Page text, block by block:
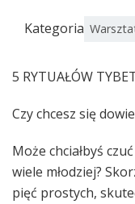
Kategoria
5 RYTUAŁÓW
Czy chcesz się
Może chciałbyś
wiele młodziej?
pięć prostych,